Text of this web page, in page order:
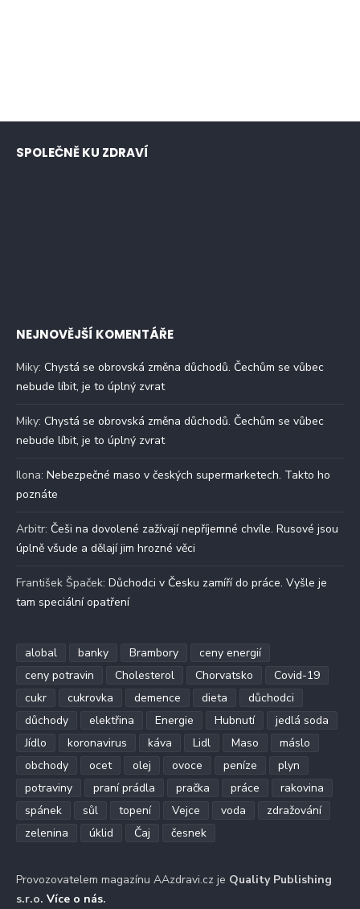
SPOLEČNĚ KU ZDRAVÍ
NEJNOVĚJŠÍ KOMENTÁŘE
Miky: Chystá se obrovská změna důchodů. Čechům se vůbec
nebude líbit, je to úplný zvrat
Miky: Chystá se obrovská změna důchodů. Čechům se vůbec
nebude líbit, je to úplný zvrat
Ilona: Nebezpečné maso v českých supermarketech. Takto ho
poznáte
Arbitr: Češi na dovolené zažívají nepříjemné chvíle. Rusové jsou
úplně všude a dělají jim hrozné věci
František Špaček: Důchodci v Česku zamíří do práce. Vyšle je
tam speciální opatření
alobal banky Brambory
ceny energií
ceny potravin
Cholesterol Chorvatsko
Covid-19
cukr
cukrovka demence dieta
důchodci
důchody
elektřina Energie Hubnutí
jedlá soda
Jídlo
koronavirus káva Lidl Maso
máslo
obchody
ocet olej ovoce peníze
plyn
potraviny
praní prádla pračka práce
rakovina
spánek
sůl topení Vejce voda
zdražování
zelenina
úklid Čaj česnek
Provozovatelem magazínu AAzdravi.cz je Quality Publishing
s.r.o. Více o nás.